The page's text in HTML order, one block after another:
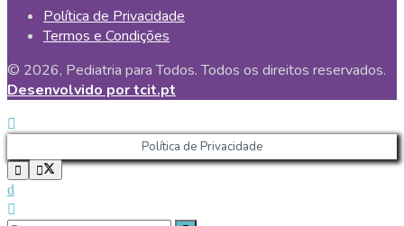
Política de Privacidade
Termos e Condições
© 2026, Pediatria para Todos. Todos os direitos reservados.
Desenvolvido por tcit.pt
Política de Privacidade